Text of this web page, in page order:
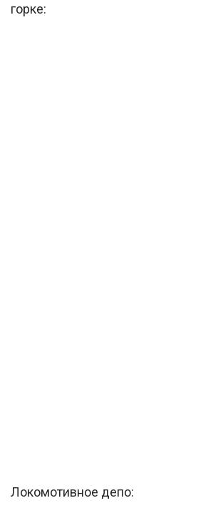
горке:
Локомотивное депо: